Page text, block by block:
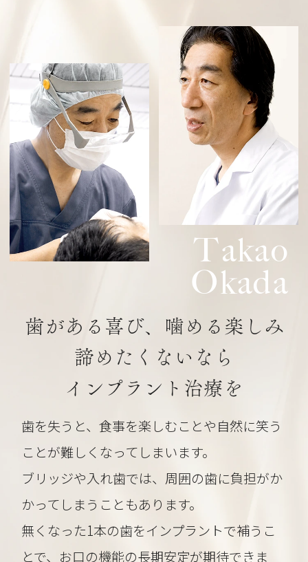
Takao
Okada
歯がある喜び、噛める楽しみ
諦めたくないなら
インプラント治療を
歯を失うと、食事を楽しむことや自然に笑う
ことが難しくなってしまいます。
ブリッジや入れ歯では、周囲の歯に負担がか
かってしまうこともあります。
無くなった1本の歯をインプラントで補うこ
とで、お口の機能の長期安定が期待できま